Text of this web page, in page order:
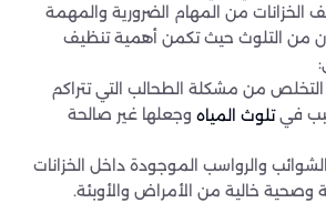
من المهام الضرورية والمهمة
من التلوث حيث تكمن أهمية تنظيف
من مشكلة الطحالب التي تتراكم
فيتلوث المياه وجعلها غير صالحة
والرواسب الموجودة داخل الخزانات
وصحية خالية من الأمراض والأوبئة.